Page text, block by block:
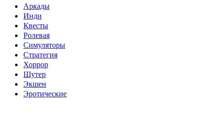
Аркады
Инди
Квесты
Ролевая
Симуляторы
Стратегия
Хоррор
Шутер
Экшен
Эротические